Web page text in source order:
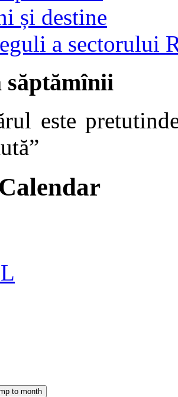
și destine
a sectorului
săptămînii
este
îl
to month